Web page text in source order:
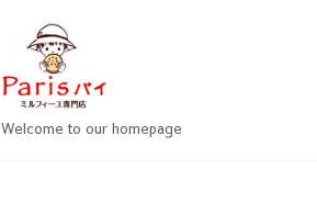
Welcome to our homepage